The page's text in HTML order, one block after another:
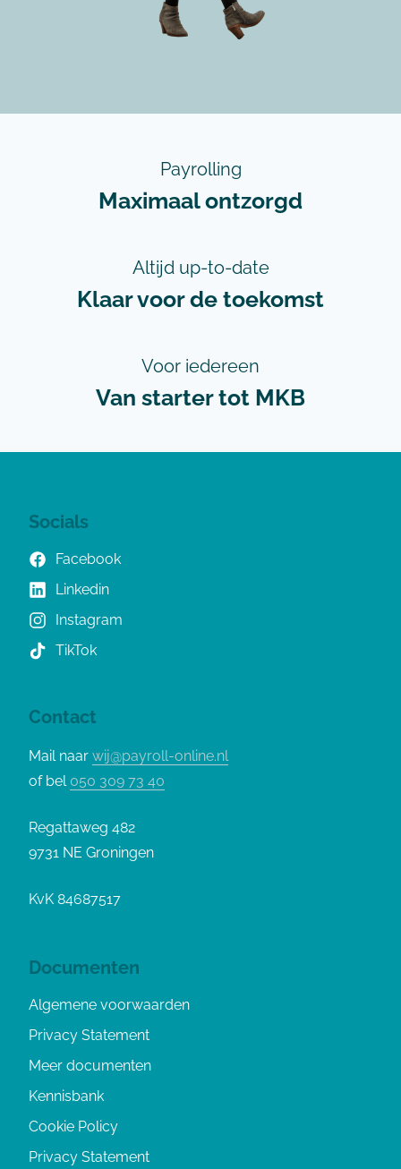
Payrolling
Maximaal ontzorgd
Altijd up-to-date
Klaar voor de toekomst
Voor iedereen
Van starter tot MKB
Socials
Facebook
Linkedin
Instagram
TikTok
Contact
Mail naar wij@payroll-online.nl
of bel 050 309 73 40
Regattaweg 482
9731 NE Groningen
KvK 84687517
Documenten
Algemene voorwaarden
Privacy Statement
Meer documenten
Kennisbank
Cookie Policy
Privacy Statement